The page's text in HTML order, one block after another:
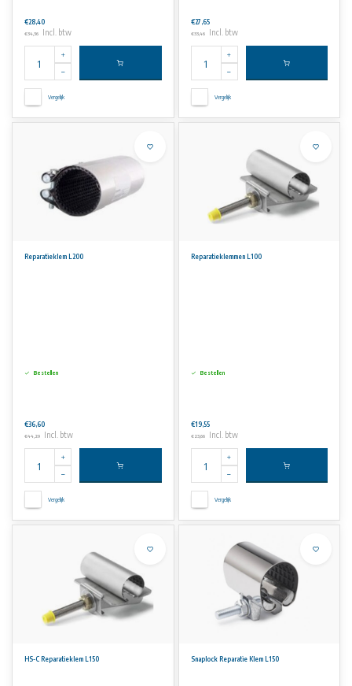
€28,40
€34,36 Incl. btw
Vergelijk
€27,65
€33,46 Incl. btw
Vergelijk
Reparatieklem L200
Bestellen
€36,60
€44,29 Incl. btw
Vergelijk
Reparatieklemmen L100
Bestellen
€19,55
€23,66 Incl. btw
Vergelijk
HS-C Reparatieklem L150 Snaplock Reparatie Klem L150